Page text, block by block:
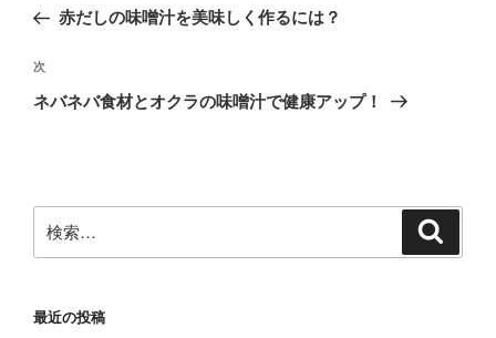
ナ
ビ
ゲ
ン
の
稿
赤だしの味噌汁を美味しく作るには？
次
の
次
ネバネバ食材とオクラの味噌汁で健康アップ！
索:
最近の投稿